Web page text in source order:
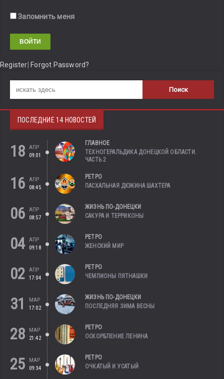
Запомнить меня
Register Forgot Password?
ПОСЛЕДНИЕ 14 НОВОСТЕЙ
18
АПР
09:01
ГЛАВНОЕ
ТЕХНОГЕРАЛЬДИКА ДОНЕЦКОЙ ОБЛАСТИ.
ЧАСТЬ 2
16
АПР
08:45
РЕТРО
ПАСХАЛЬНАЯ ДЮЖИНА ШАХТЕРА
06
АПР
08:57
ЖИЗНЬ ПО-ДОНЕЦКИ
САКУРА И ТЕРРИКОНЫ
04 АПР
09:18
РЕТРО
ЖЕНСКИЙ МИР
02
АПР
17:04
РЕТРО
ЧЕМПИОНЫ ПЯТНАШКИ
31
МАР
17:02
ЖИЗНЬ ПО-ДОНЕЦКИ
ПОСЛЕДНЯЯ ЗИМА ВЕСНЫ
28
МАР
21:42
РЕТРО
ОСКОРБЛЕНИЕ ЛЕНИНА
25
МАР
09:34
РЕТРО
ОЧКАТЫЙ И УСАТЫЙ